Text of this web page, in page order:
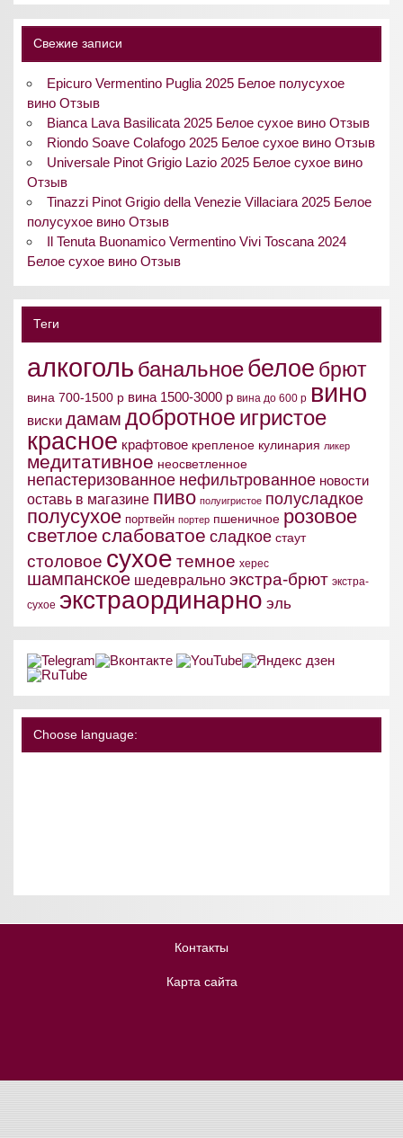
Свежие записи
Epicuro Vermentino Puglia 2025 Белое полусухое
вино Отзыв
Bianca Lava Basilicata 2025 Белое сухое вино Отзыв
Riondo Soave Colafogo 2025 Белое сухое вино Отзыв
Universale Pinot Grigio Lazio 2025 Белое сухое вино
Отзыв
Tinazzi Pinot Grigio della Venezie Villaciara 2025 Белое
полусухое вино Отзыв
Il Tenuta Buonamico Vermentino Vivi Toscana 2024
Белое сухое вино Отзыв
Теги
алкоголь банальноебелое брют
вина 700-1500 р вина 1500-3000 р вина до 600 р вино
виски дамам добротное игристое
красное крафтовое крепленое кулинария ликер
медитативное неосветленное
непастеризованное нефильтрованное новости
оставь в магазине пиво полуигристое полусладкое
полусухое портвейн портер пшеничное розовое
светлое слабоватое сладкое стаут
столовое сухое темное херес
шампанское шедеврально экстра-брют экстра-
сухое экстраординарно эль
Choose language:
Контакты
Карта сайта